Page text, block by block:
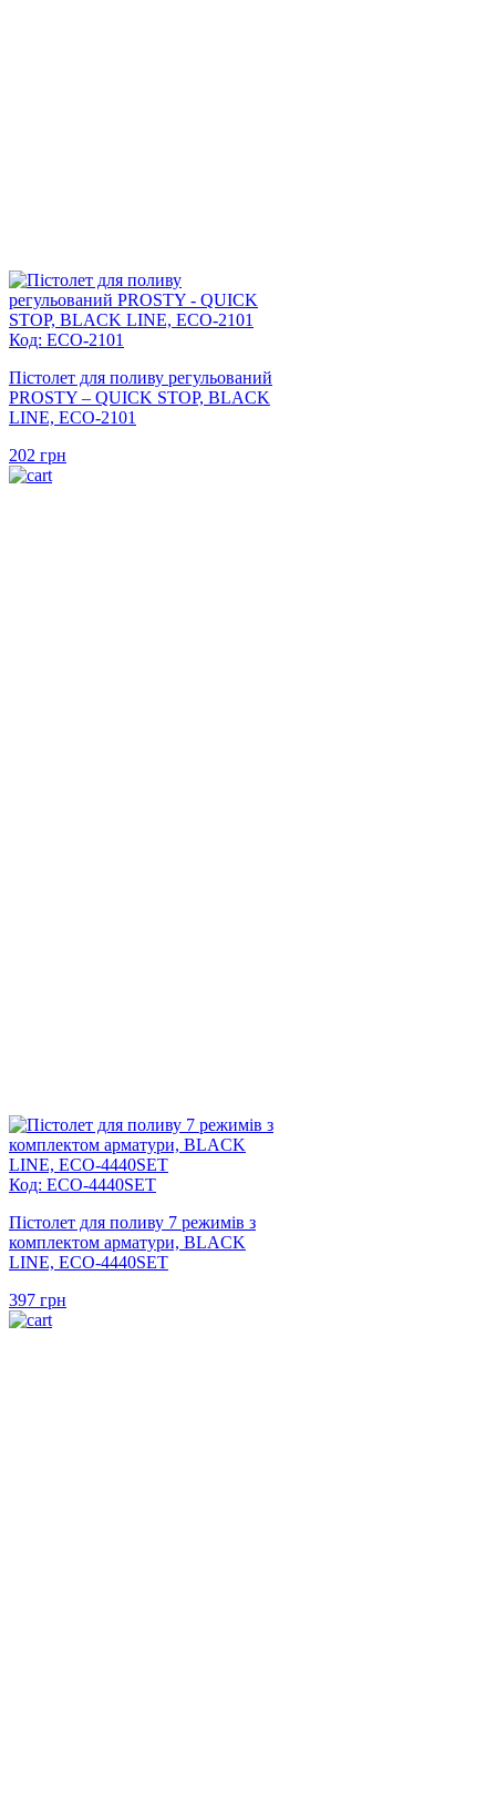
Код: ECO-2101
Пістолет для поливу регульований
PROSTY – QUICK STOP, BLACK
LINE, ECO-2101
202 грн
Код: ECO-4440SET
Пістолет для поливу 7 режимів з
комплектом арматури, BLACK
LINE, ECO-4440SET
397 грн